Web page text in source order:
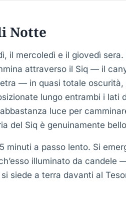
Notte
il mercoledì e il giovedì sera.
attraverso il Siq — il
— in quasi totale
lungo entrambi i lati
luce per
del Siq è genuinamente
minuti a passo lento. Si
illuminato da candele
siede a terra davanti al